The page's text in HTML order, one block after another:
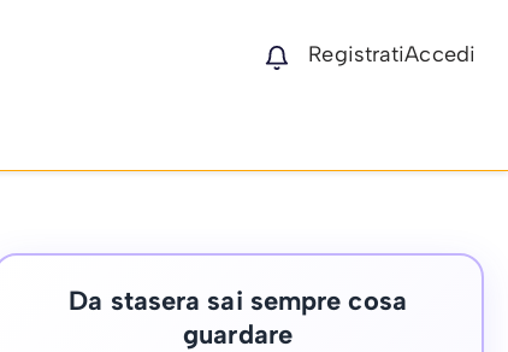
RegistratiAccedi
Da stasera sai sempre cosa
guardare